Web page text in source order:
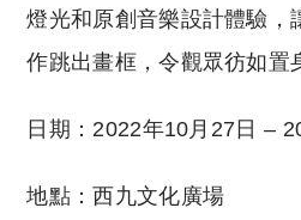
燈光和原創音樂設計體驗，
作跳出畫框，令觀眾彷如置
日期：2022年10月27日 –
地點：西九文化廣場